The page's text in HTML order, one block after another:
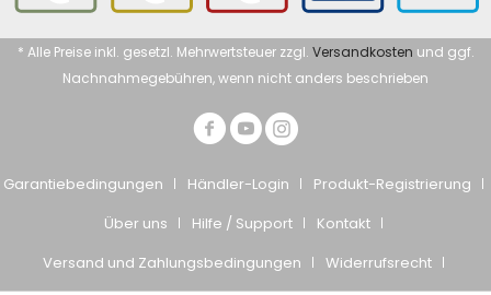
* Alle Preise inkl. gesetzl. Mehrwertsteuer zzgl. Versandkosten und ggf.
Nachnahmegebühren, wenn nicht anders beschrieben
Garantiebedingungen Händler-Login
Produkt-Registrierung
Über uns
Hilfe / Support
Kontakt
Versand und Zahlungsbedingungen
Widerrufsrecht